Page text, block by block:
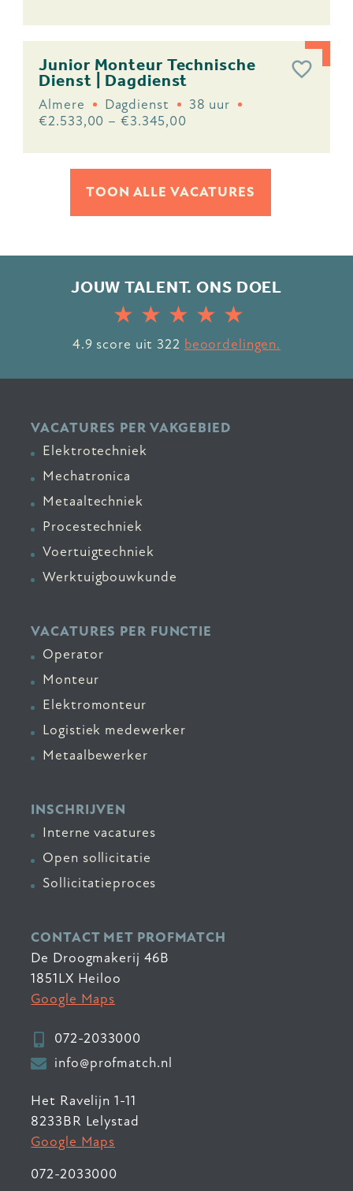
Junior Monteur Technische
Dienst | Dagdienst
Almere Dagdienst
38 uur
€2.533,00 – €3.345,00
TOON ALLE VACATURES
JOUW TALENT. ONS DOEL
4.9 score uit 322 beoordelingen.
VACATURES PER VAKGEBIED
Elektrotechniek
Mechatronica
Metaaltechniek
Procestechniek
Voertuigtechniek
Werktuigbouwkunde
VACATURES PER FUNCTIE
Operator
Monteur
Elektromonteur
Logistiek medewerker
Metaalbewerker
INSCHRIJVEN
Interne vacatures
Open sollicitatie
Sollicitatieproces
CONTACT MET PROFMATCH
De Droogmakerij 46B
1851LX Heiloo
Google Maps
072-2033000
info@profmatch.nl
Het Ravelijn 1-11
8233BR Lelystad
Google Maps
072-2033000